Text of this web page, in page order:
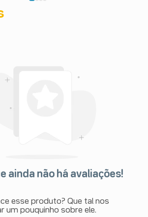
ainda não há avaliações!
esse produto? Que tal nos
um pouquinho sobre ele.